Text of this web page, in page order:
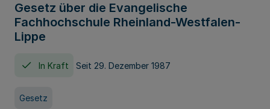
Gesetz über die Evangelische
Fachhochschule Rheinland-Westfalen-
Lippe
In Kraft Seit 29. Dezember 1987
Gesetz